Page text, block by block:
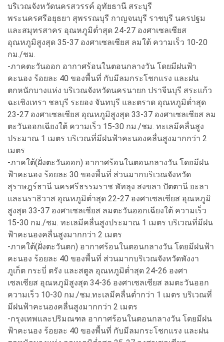
บริเวณจังหวัดนครสวรรค์ อุทัยธานี สระบุรี
พระนครศรีอยุธยา สุพรรณบุรี กาญจนบุรี ราชบุรี นครปฐม
และสมุทรสาคร อุณหภูมิต่ำสุด 24-27 องศาเซลเซียส
อุณหภูมิสูงสุด 35-37 องศาเซลเซียส ลมใต้ ความเร็ว 10-20
กม./ชม.
-ภาคตะวันออก อากาศร้อนในตอนกลางวัน โดยมีฝนฟ้า
คะนอง ร้อยละ 40 ของพื้นที่ กับมีลมกระโชกแรง และฝน
ตกหนักบางแห่ง บริเวณจังหวัดนครนายก ปราจีนบุรี สระแก้ว
ฉะเชิงเทรา ชลบุรี ระยอง จันทบุรี และตราด อุณหภูมิต่ำสุด
23-27 องศาเซลเซียส อุณหภูมิสูงสุด 33-37 องศาเซลเซียส ลม
ตะวันออกเฉียงใต้ ความเร็ว 15-30 กม./ชม. ทะเลมีคลื่นสูง
ประมาณ 1 เมตร บริเวณที่มีฝนฟ้าคะนองคลื่นสูงมากกว่า 2
เมตร
-ภาคใต้(ฝั่งตะวันออก) อากาศร้อนในตอนกลางวัน โดยมีฝน
ฟ้าคะนอง ร้อยละ 30 ของพื้นที่ ส่วนมากบริเวณจังหวัด
สุราษฎร์ธานี นครศรีธรรมราช พัทลุง สงขลา ปัตตานี ยะลา
และนราธิวาส อุณหภูมิต่ำสุด 22-27 องศาเซลเซียส อุณหภูมิ
สูงสุด 33-37 องศาเซลเซียส ลมตะวันออกเฉียงใต้ ความเร็ว
15-30 กม./ชม. ทะเลมีคลื่นสูงประมาณ 1 เมตร บริเวณที่มีฝน
ฟ้าคะนองคลื่นสูงมากกว่า 2 เมตร
-ภาคใต้(ฝั่งตะวันตก) อากาศร้อนในตอนกลางวัน โดยมีฝนฟ้า
คะนอง ร้อยละ 40 ของพื้นที่ ส่วนมากบริเวณจังหวัดพังงา
ภูเก็ต กระบี่ ตรัง และสตูล อุณหภูมิต่ำสุด 24-26 องศา
เซลเซียส อุณหภูมิสูงสุด 34-36 องศาเซลเซียส ลมตะวันออก
ความเร็ว 10-30 กม./ชม.ทะเลมีคลื่นต่ำกว่า 1 เมตร บริเวณที่
มีฝนฟ้าคะนองคลื่นสูงมากกว่า 2 เมตร
-กรุงเทพและปริมณฑล อากาศร้อนในตอนกลางวัน โดยมีฝน
ฟ้าคะนอง ร้อยละ 40 ของพื้นที่ กับมีลมกระโชกแรง และฝน